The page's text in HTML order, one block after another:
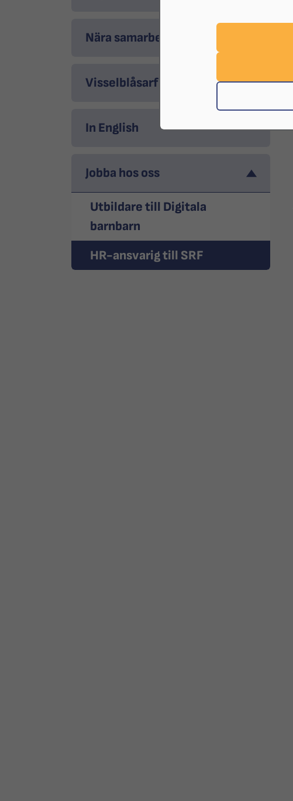
Nära samarbeten
Visselblåsarfunktion
In English
Jobba hos oss
Utbildare till Digitala
barnbarn
HR-ansvarig till SRF